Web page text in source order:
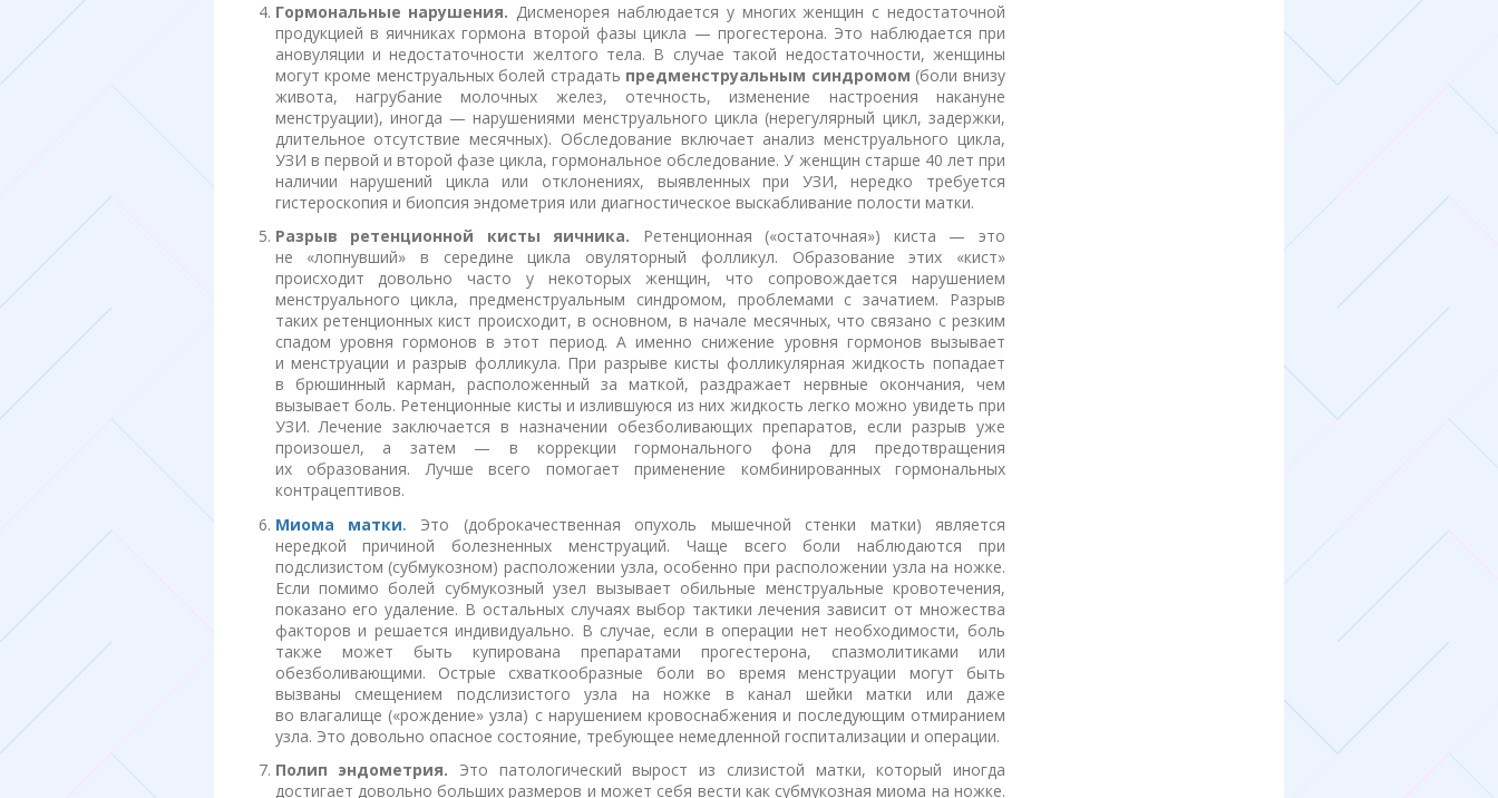
Гормональные нарушения. Дисменорея наблюдается у многих женщин с недостаточной
продукцией в яичниках гормона второй фазы цикла — прогестерона. Это наблюдается при
ановуляции и недостаточности желтого тела. В случае такой недостаточности, женщины
могут кроме менструальных болей страдать предменструальным синдромом (боли внизу
живота, нагрубание молочных желез, отечность, изменение настроения накануне
менструации), иногда — нарушениями менструального цикла (нерегулярный цикл, задержки,
длительное отсутствие месячных). Обследование включает анализ менструального цикла,
УЗИ в первой и второй фазе цикла, гормональное обследование. У женщин старше 40 лет при
наличии нарушений цикла или отклонениях, выявленных при УЗИ, нередко требуется
гистероскопия и биопсия эндометрия или диагностическое выскабливание полости матки.
Разрыв ретенционной кисты яичника. Ретенционная («остаточная») киста — это
не «лопнувший» в середине цикла овуляторный фолликул. Образование этих «кист»
происходит довольно часто у некоторых женщин, что сопровождается нарушением
менструального цикла, предменструальным синдромом, проблемами с зачатием. Разрыв
таких ретенционных кист происходит, в основном, в начале месячных, что связано с резким
спадом уровня гормонов в этот период. А именно снижение уровня гормонов вызывает
и менструации и разрыв фолликула. При разрыве кисты фолликулярная жидкость попадает
в брюшинный карман, расположенный за маткой, раздражает нервные окончания, чем
вызывает боль. Ретенционные кисты и излившуюся из них жидкость легко можно увидеть при
УЗИ. Лечение заключается в назначении обезболивающих препаратов, если разрыв уже
произошел, а затем — в коррекции гормонального фона для предотвращения
их образования. Лучше всего помогает применение комбинированных гормональных
контрацептивов.
Миома матки. Это (доброкачественная опухоль мышечной стенки матки) является
нередкой причиной болезненных менструаций. Чаще всего боли наблюдаются при
подслизистом (субмукозном) расположении узла, особенно при расположении узла на ножке.
Если помимо болей субмукозный узел вызывает обильные менструальные кровотечения,
показано его удаление. В остальных случаях выбор тактики лечения зависит от множества
факторов и решается индивидуально. В случае, если в операции нет необходимости, боль
также может быть купирована препаратами прогестерона, спазмолитиками или
обезболивающими. Острые схваткообразные боли во время менструации могут быть
вызваны смещением подслизистого узла на ножке в канал шейки матки или даже
во влагалище («рождение» узла) с нарушением кровоснабжения и последующим отмиранием
узла. Это довольно опасное состояние, требующее немедленной госпитализации и операции.
Полип эндометрия. Это патологический вырост из слизистой матки, который иногда
достигает довольно больших размеров и может себя вести как субмукозная миома на ножке.